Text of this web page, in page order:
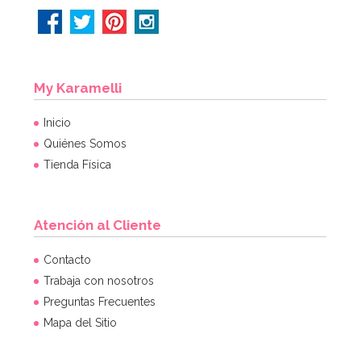
My Karamelli
Inicio
Quiénes Somos
Tienda Física
Atención al Cliente
Contacto
Trabaja con nosotros
Preguntas Frecuentes
Mapa del Sitio